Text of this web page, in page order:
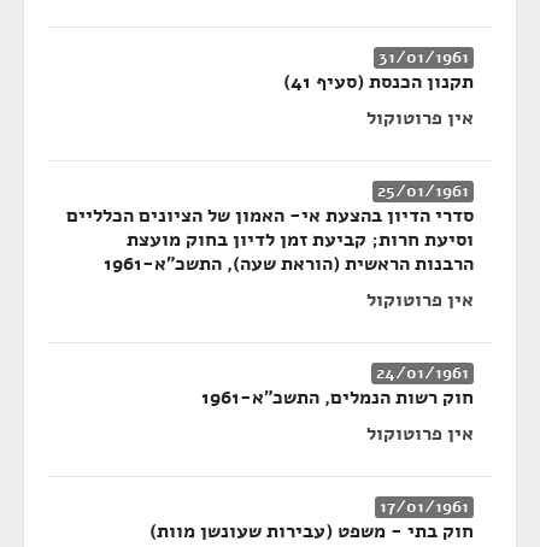
31/01/1961
תקנון הכנסת (סעיף 41)
אין פרוטוקול
25/01/1961
סדרי הדיון בהצעת אי- האמון של הציונים הכלליים
וסיעת חרות; קביעת זמן לדיון בחוק מועצת
הרבנות הראשית (הוראת שעה), התשכ"א-1961
אין פרוטוקול
24/01/1961
חוק רשות הנמלים, התשכ"א-1961
אין פרוטוקול
17/01/1961
חוק בתי - משפט (עבירות שעונשן מוות)